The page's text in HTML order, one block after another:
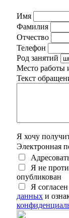
Имя
Фамилия
Отчество
Телефон
Род занятий
Место работы
Текст
Я хочу
Электронная
Я не
опубликован
Я
данных и